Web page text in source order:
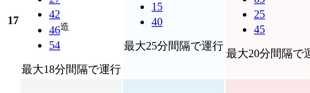
17
42
46造
54
最大18分間隔で運行
15
40
最大25分間隔で運行
25
45
最大20分間隔で